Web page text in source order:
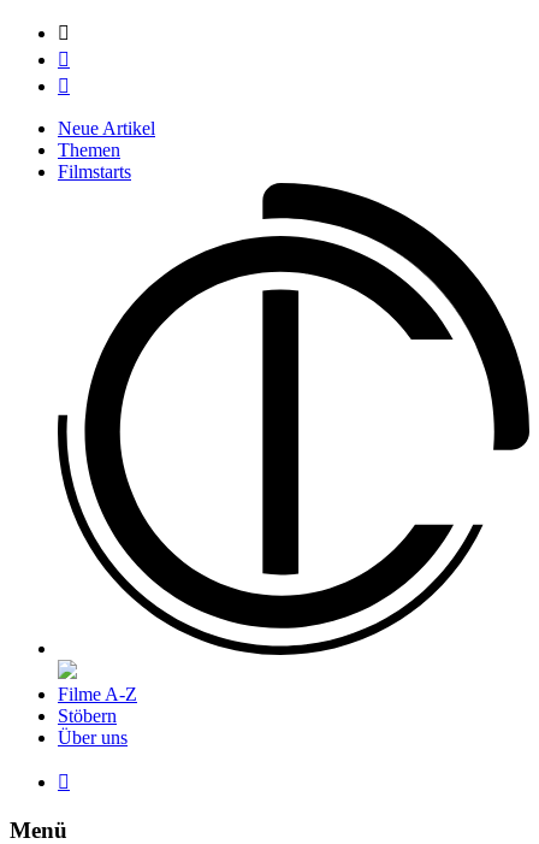



Neue Artikel
Themen
Filmstarts
Filme A-Z
Stöbern
Über uns

Menü